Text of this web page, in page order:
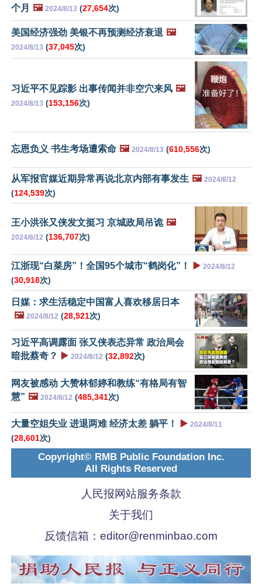
个月 🖼️ 2024/8/13 (27,654次)
美国经济强劲 美银不再预测经济衰退 🖼️
2024/8/13 (37,045次)
习近平不见踪影 出事传闻并非空穴来风 🖼️
2024/8/13 (153,156次)
忘恩负义 书生考场遭索命 🖼️ 2024/8/13 (610,556次)
从军报官媒近期异常再说北京内部有事发生 🖼️ 2024/8/12
(124,539次)
王小洪张又侠发文挺习 京城政局吊诡 🖼️
2024/8/12 (136,707次)
江浙现“白菜房”！全国95个城市“鹤岗化”！ ▶️ 2024/8/12
(30,918次)
日媒：求生活稳定中国富人喜欢移居日本
🖼️ 2024/8/12 (28,521次)
习近平高调露面 张又侠表态异常 政治局会
暗批蔡奇？
▶️ 2024/8/12 (32,892次)
网友被感动 大赞林郁婷和教练“有格局有智
慧” 🖼️ 2024/8/12 (485,341次)
大量空姐失业 进退两难 经济太差 躺平！ ▶️ 2024/8/11
(28,601次)
Copyright© RMB Public Foundation Inc.
All Rights Reserved
人民报网站服务条款
关于我们
反馈信箱： editor@renminbao.com